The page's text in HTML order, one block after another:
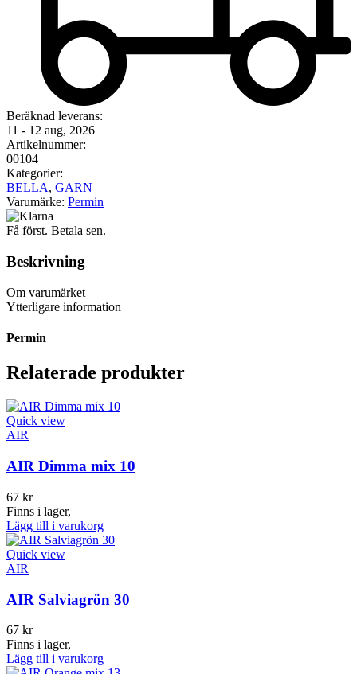
Beräknad leverans:
11 - 12 aug, 2026
Artikelnummer:
00104
Kategorier:
BELLA, GARN
Varumärke: Permin
Få först. Betala sen.
Beskrivning
Om varumärket
Ytterligare information
Permin
Relaterade produkter
Quick view
AIR
AIR Dimma mix 10
67 kr
Finns i lager,
Lägg till i varukorg
Quick view
AIR
AIR Salviagrön 30
67 kr
Finns i lager,
Lägg till i varukorg